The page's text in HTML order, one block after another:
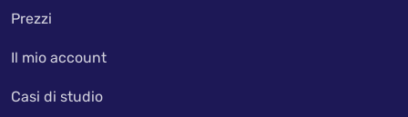
Prezzi
Il mio account
Casi di studio